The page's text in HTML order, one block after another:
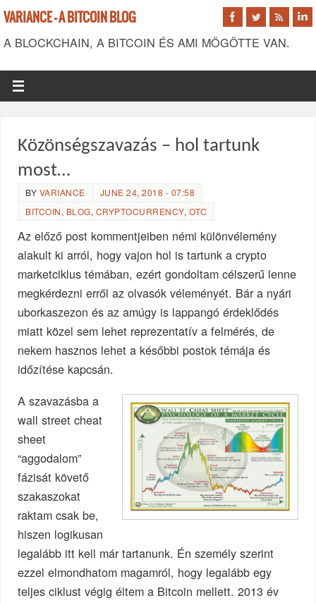
VARIANCE - A BITCOIN BLOG
A BLOCKCHAIN, A BITCOIN ÉS AMI MÖGÖTTE VAN.
Közönségszavazás – hol tartunk
most…
BY VARIANCE
JUNE 24, 2018 - 07:58
BITCOIN, BLOG, CRYPTOCURRENCY, OTC
Az előző post kommentjeiben némi különvélemény
alakult ki arról, hogy vajon hol is tartunk a crypto
marketciklus témában, ezért gondoltam célszerű lenne
megkérdezni erről az olvasók véleményét. Bár a nyári
uborkaszezon és az amúgy is lappangó érdeklődés
miatt közel sem lehet reprezentatív a felmérés, de
nekem hasznos lehet a későbbi postok témája és
időzítése kapcsán.
A szavazásba a
wall street cheat
sheet
“aggodalom”
fázisát követő
szakaszokat
raktam csak be,
hiszen logikusan
legalább itt kell már tartanunk. Én személy szerint
ezzel elmondhatom magamról, hogy legalább egy
teljes ciklust végig éltem a Bitcoin mellett. 2013 év